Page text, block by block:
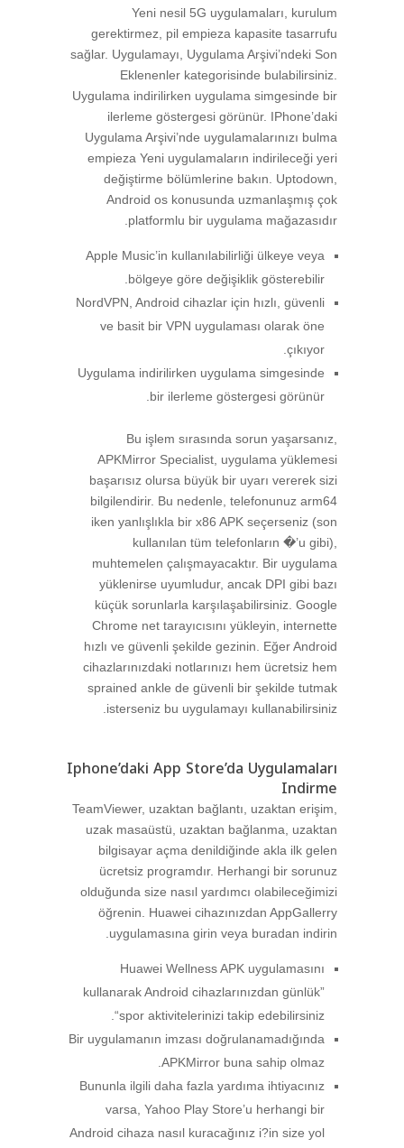
Yeni nesil 5G uygulamaları, kurulum
gerektirmez, pil empieza kapasite tasarrufu
sağlar. Uygulamayı, Uygulama Arşivi’ndeki Son
Eklenenler kategorisinde bulabilirsiniz.
Uygulama indirilirken uygulama simgesinde bir
ilerleme göstergesi görünür. IPhone’daki
Uygulama Arşivi’nde uygulamalarınızı bulma
empieza Yeni uygulamaların indirileceği yeri
değiştirme bölümlerine bakın. Uptodown,
Android os konusunda uzmanlaşmış çok
platformlu bir uygulama mağazasıdır.
Apple Music’in kullanılabilirliği ülkeye veya
bölgeye göre değişiklik gösterebilir.
NordVPN, Android cihazlar için hızlı, güvenli
ve basit bir VPN uygulaması olarak öne
çıkıyor.
Uygulama indirilirken uygulama simgesinde
bir ilerleme göstergesi görünür.
Bu işlem sırasında sorun yaşarsanız,
APKMirror Specialist, uygulama yüklemesi
başarısız olursa büyük bir uyarı vererek sizi
bilgilendirir. Bu nedenle, telefonunuz arm64
iken yanlışlıkla bir x86 APK seçerseniz (son
kullanılan tüm telefonların �’u gibi),
muhtemelen çalışmayacaktır. Bir uygulama
yüklenirse uyumludur, ancak DPI gibi bazı
küçük sorunlarla karşılaşabilirsiniz. Google
Chrome net tarayıcısını yükleyin, internette
hızlı ve güvenli şekilde gezinin. Eğer Android
cihazlarınızdaki notlarınızı hem ücretsiz hem
sprained ankle de güvenli bir şekilde tutmak
isterseniz bu uygulamayı kullanabilirsiniz.
Iphone’daki App Store’da Uygulamaları
Indirme
TeamViewer, uzaktan bağlantı, uzaktan erişim,
uzak masaüstü, uzaktan bağlanma, uzaktan
bilgisayar açma denildiğinde akla ilk gelen
ücretsiz programdır. Herhangi bir sorunuz
olduğunda size nasıl yardımcı olabileceğimizi
öğrenin. Huawei cihazınızdan AppGallerry
uygulamasına girin veya buradan indirin.
Huawei Wellness APK uygulamasını
kullanarak Android cihazlarınızdan günlük”
“spor aktivitelerinizi takip edebilirsiniz.
Bir uygulamanın imzası doğrulanamadığında
APKMirror buna sahip olmaz.
Bununla ilgili daha fazla yardıma ihtiyacınız
varsa, Yahoo Play Store’u herhangi bir
Android cihaza nasıl kuracağınız i?in size yol